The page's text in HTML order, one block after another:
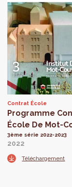
Contrat École
Programme
École De Mot-
3ème série 2022-2023
2022
Téléchargement